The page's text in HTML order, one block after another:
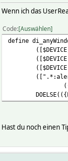
Wenn ich das
Code Auswählen
define
Hast du noch einen